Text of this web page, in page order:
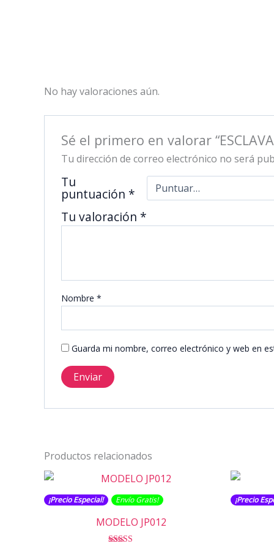
No hay valoraciones aún.
Sé el primero en valorar “ESCLAVA
Tu dirección de correo electrónico no será
Tu
puntuación *
Tu valoración *
Nombre *
Guarda mi nombre, correo electrónico y web en
Productos relacionados
¡Precio Especial! Envío Gratis​​​!
MODELO JP012
¡Precio